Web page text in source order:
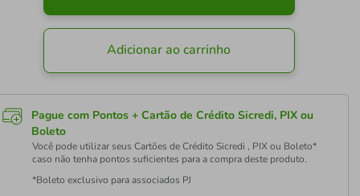
Adicionar ao carrinho
Pague com Pontos + Cartão de Crédito Sicredi, PIX ou
Boleto
Você pode utilizar seus Cartões de Crédito Sicredi , PIX ou Boleto*
caso não tenha pontos suficientes para a compra deste produto.
*Boleto exclusivo para associados PJ